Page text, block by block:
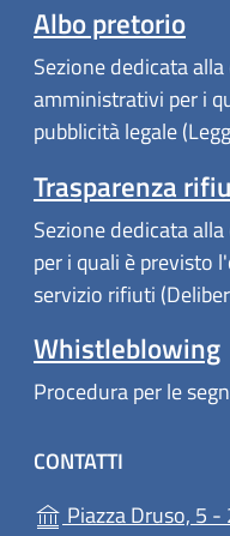
Albo pretorio
Sezione dedicata
amministrativi per i
pubblicità legale
Trasparenza
Sezione dedicata
per i quali è previsto
servizio rifiuti
Whistleblowing
Procedura per le
CONTATTI
Piazza Druso, 5